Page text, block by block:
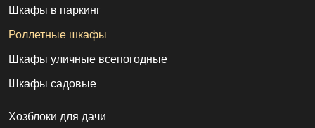
Шкафы в паркинг
Роллетные шкафы
Шкафы уличные всепогодные
Шкафы садовые
Хозблоки для дачи